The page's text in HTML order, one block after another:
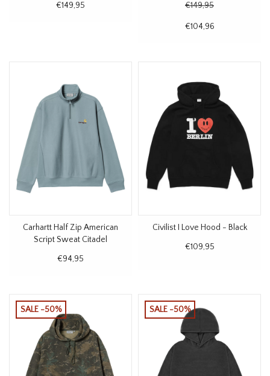
€149,95
€149,95
€104,96
Carhartt Half Zip American
Script Sweat Citadel
€94,95
Civilist I Love Hood - Black
€109,95
SALE -50% SALE -50%